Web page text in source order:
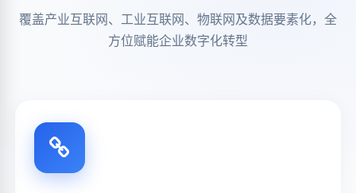
覆盖产业互联网、工业互联网、物联网及数据要素化，全
方位赋能企业数字化转型